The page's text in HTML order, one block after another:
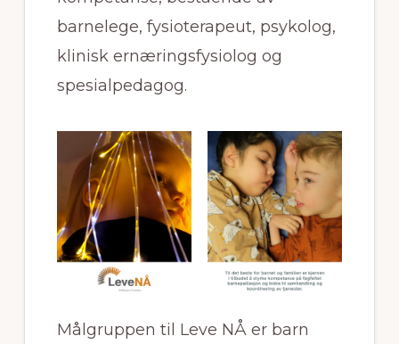
barnelege, fysioterapeut, psykolog,
klinisk ernæringsfysiolog og
spesialpedagog.
Målgruppen til Leve NÅ er barn